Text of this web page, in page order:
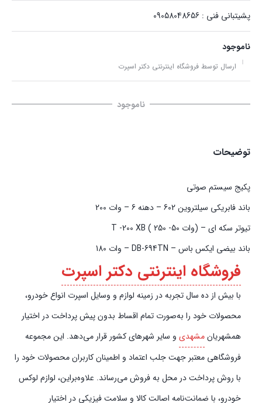
پشیتبانی فنی : 09058048656
ناموجود
ارسال توسط فروشگاه اینترنتی دکتر اسپرت
ناموجود
توضیحات
پکیج سیستم صوتی
باند فابریکی سیلتروین 602 – دهنه 6 – وات 200
تیوتر سکه ای – (وات T -200 XB ( 250 -50
باند بیضی ایکس باس – DB-694TN – وات 180
فروشگاه اینترنتی دکتر اسپرت
با بیش از ده سال تجربه در زمینه لوازم و وسایل اسپرت انواع خودرو،
محصولات خود را به‌صورت تمام اقساط بدون پیش‌‎ پرداخت در اختیار
همشهریانمشهدی و سایر شهرهای کشور قرار می‌دهد. این مجموعه
فروشگاهی معتبر جهت جلب اعتماد و اطمینان کاربران محصولات خود را
با روش پرداخت در محل به فروش می‌رساند. علاوه‌بر‌این، لوازم لوکس
خودرو، با ضمانت‌نامه اصالت کالا و سلامت فیزیکی در اختیار